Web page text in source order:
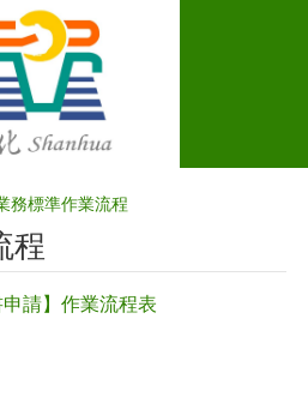
務標準作業流程‭
程‭
請】作業流程表